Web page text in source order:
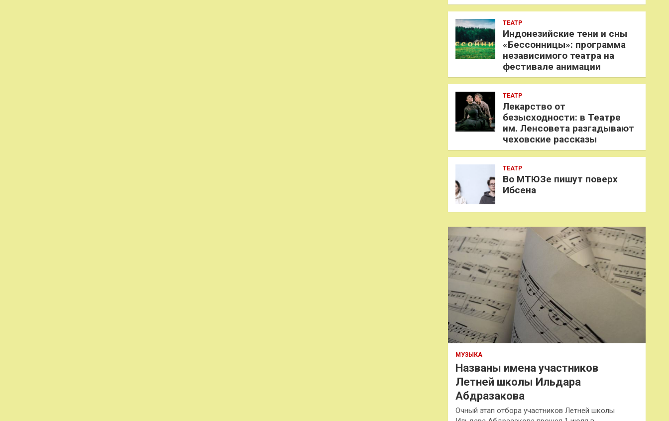
ТЕАТР
Индонезийские тени и сны
«Бессонницы»: программа
независимого театра на
фестивале анимации
ТЕАТР
Лекарство от
безысходности: в Театре
им. Ленсовета разгадывают
чеховские рассказы
ТЕАТР
Во МТЮЗе пишут поверх
Ибсена
МУЗЫКА
Названы имена участников
Летней школы Ильдара
Абдразакова
Очный этап отбора участников Летней школы